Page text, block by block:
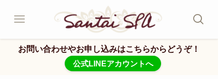
お問い合わせやお申し込みはこちらからどうぞ！
公式LINEアカウントへ